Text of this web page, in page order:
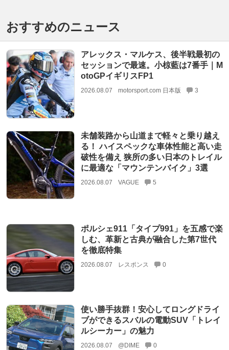
おすすめのニュース
アレックス・マルケス、後半戦最初の
セッションで最速。小椋藍は7番手｜M
otoGPイギリスFP1
2026.08.07 motorsport.com 日本版 3
未舗装路から山道まで軽々と乗り越え
る！ ハイスペックな車体性能と高い走
破性を備え 狭所の多い日本のトレイル
に最適な「マウンテンバイク」3選
2026.08.07 VAGUE 5
ポルシェ911「タイプ991」を五感で楽
しむ、革新と古典が融合した第7世代
を徹底特集
2026.08.07 レスポンス 0
使い勝手抜群！安心してロングドライ
ブができるスバルの電動SUV「トレイ
ルシーカー」の魅力
2026.08.07 @DIME 0